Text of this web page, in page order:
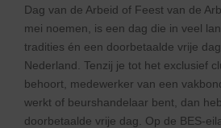
Dag van de Arbeid of Feest van de
mei noemen, is een dag die in veel
tradities én een doorbetaalde vrije
Nederland. Tenzij je tot het exclusief
behoort, medewerker van een
werkt of beurshandelaar bent, dan
doorbetaalde vrije dag. Op de BES-